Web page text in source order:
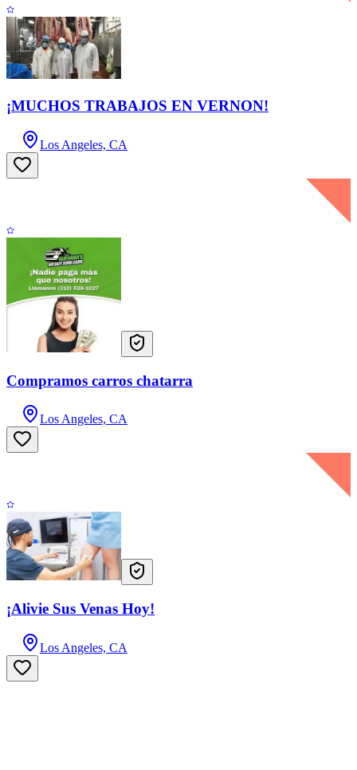
¡MUCHOS TRABAJOS EN VERNON!
Los Angeles, CA
Compramos carros chatarra
Los Angeles, CA
¡Alivie Sus Venas Hoy!
Los Angeles, CA